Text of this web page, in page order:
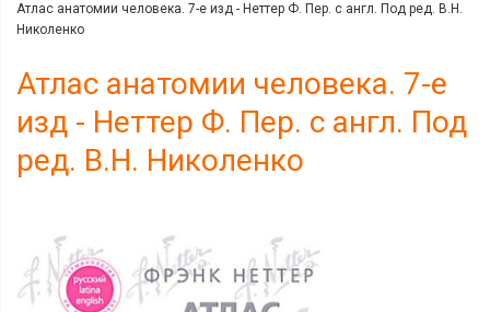
Атлас анатомии человека. 7-е изд - Неттер Ф. Пер. с англ. Под ред. В.Н.
Николенко
Атлас анатомии человека. 7-е
изд - Неттер Ф. Пер. с англ. Под
ред. В.Н. Николенко